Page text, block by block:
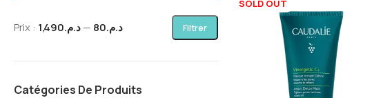
Filtrer
Prix : د.م.80 —د.م.1,490
Catégories De Produits
SOLD OUT